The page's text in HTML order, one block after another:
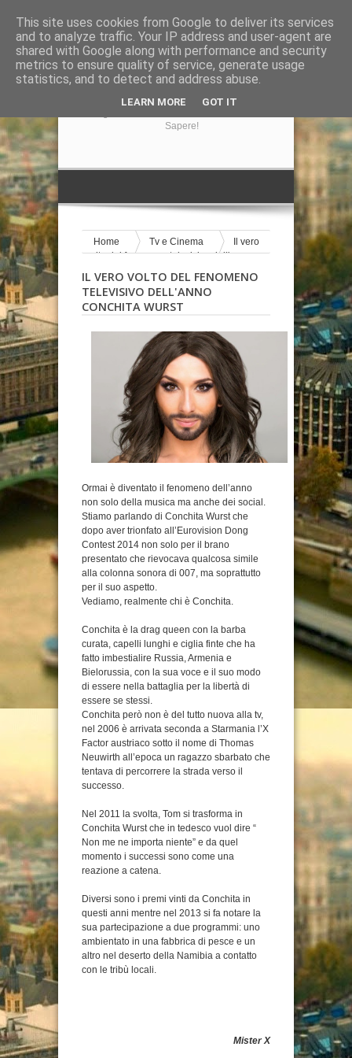
GIRA LA NOTIZIA
Sapere!
Home Tv e Cinema
Il vero
volto del fenomeno televisivo dell'anno
IL VERO VOLTO DEL FENOMENO
TELEVISIVO DELL'ANNO
CONCHITA WURST
Ormai è diventato il fenomeno dell’anno
non solo della musica ma anche dei social.
Stiamo parlando di Conchita Wurst che
dopo aver trionfato all’Eurovision Dong
Contest 2014 non solo per il brano
presentato che rievocava qualcosa simile
alla colonna sonora di 007, ma soprattutto
per il suo aspetto.
Vediamo, realmente chi è Conchita.
Conchita è la drag queen con la barba
curata, capelli lunghi e ciglia finte che ha
fatto imbestialire Russia, Armenia e
Bielorussia, con la sua voce e il suo modo
di essere nella battaglia per la libertà di
essere se stessi.
Conchita però non è del tutto nuova alla tv,
nel 2006 è arrivata seconda a Starmania l’X
Factor austriaco sotto il nome di Thomas
Neuwirth all’epoca un ragazzo sbarbato che
tentava di percorrere la strada verso il
successo.
Nel 2011 la svolta, Tom si trasforma in
Conchita Wurst che in tedesco vuol dire “
Non me ne importa niente” e da quel
momento i successi sono come una
reazione a catena.
Diversi sono i premi vinti da Conchita in
questi anni mentre nel 2013 si fa notare la
sua partecipazione a due programmi: uno
ambientato in una fabbrica di pesce e un
altro nel deserto della Namibia a contatto
con le tribù locali.
Mister X
This site uses cookies from Google to deliver its services
and to analyze traffic. Your IP address and user-agent are
shared with Google along with performance and security
metrics to ensure quality of service, generate usage
statistics, and to detect and address abuse.
LEARN MORE GOT IT